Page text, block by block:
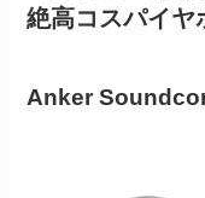
絶高コスパイヤ
Anker